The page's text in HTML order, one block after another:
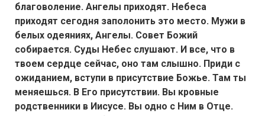
благоволение. Ангелы приходят. Небеса
приходят сегодня заполонить это место. Мужи в
белых одеяниях, Ангелы. Совет Божий
собирается. Суды Небес слушают. И все, что в
твоем сердце сейчас, оно там слышно. Приди с
ожиданием, вступи в присутствие Божье. Там ты
меняешься. В Его присутствии. Вы кровные
родственники в Иисусе. Вы одно с Ним в Отце.